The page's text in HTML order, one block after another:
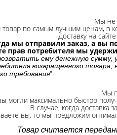
Мы не
по самым лучшим ценам, в
Доставку на
мы отправили заказ, а вы
прав потребителя мы
ему денежную сумму,
возвращенного товара,
требования".
Мы
могли максимально быстро
В случае, когда
вы, то мы предложим
Товар считается